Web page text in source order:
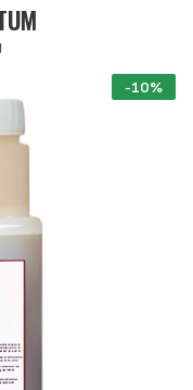
-10%